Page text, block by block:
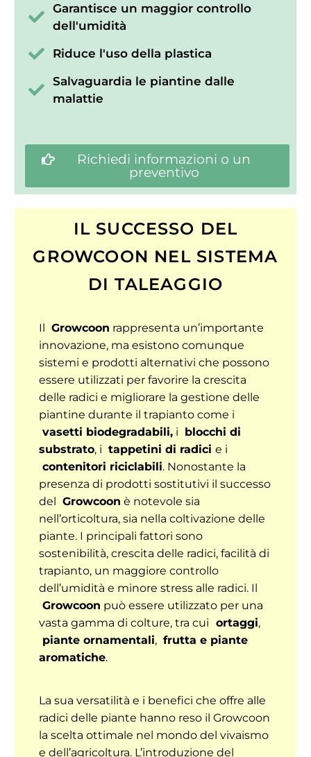
Garantisce un maggior controllo
dell'umidità
Riduce l'uso della plastica
Salvaguardia le piantine dalle
malattie
Richiedi informazioni o un
preventivo
IL SUCCESSO DEL
GROWCOON NEL SISTEMA
DI TALEAGGIO
Il Growcoon rappresenta un’importante
innovazione, ma esistono comunque
sistemi e prodotti alternativi che possono
essere utilizzati per favorire la crescita
delle radici e migliorare la gestione delle
piantine durante il trapianto come i
vasetti biodegradabili, i blocchi di
substrato, i tappetini di radici e i
contenitori riciclabili. Nonostante la
presenza di prodotti sostitutivi il successo
del Growcoon è notevole sia
nell’orticoltura, sia nella coltivazione delle
piante. I principali fattori sono
sostenibilità, crescita delle radici, facilità di
trapianto, un maggiore controllo
dell’umidità e minore stress alle radici. Il
Growcoon può essere utilizzato per una
vasta gamma di colture, tra cui ortaggi,
piante ornamentali, frutta e piante
aromatiche.
La sua versatilità e i benefici che offre alle
radici delle piante hanno reso il Growcoon
la scelta ottimale nel mondo del vivaismo
e dell’agricoltura. L’introduzione del